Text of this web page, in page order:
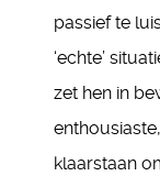
passief te
‘echte’
zet hen in
klaarstaan